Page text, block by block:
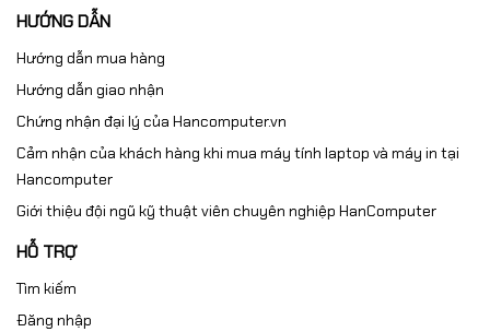
HƯỚNG DẪN
Hướng dẫn mua hàng
Hướng dẫn giao nhận
Chứng nhận đại lý của Hancomputer.vn
Cảm nhận của khách hàng khi mua máy tính laptop và máy in tại
Hancomputer
Giới thiệu đội ngũ kỹ thuật viên chuyên nghiệp HanComputer
HỖ TRỢ
Tìm kiếm
Đăng nhập